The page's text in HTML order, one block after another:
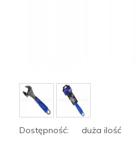
Dostępność:
duża ilość